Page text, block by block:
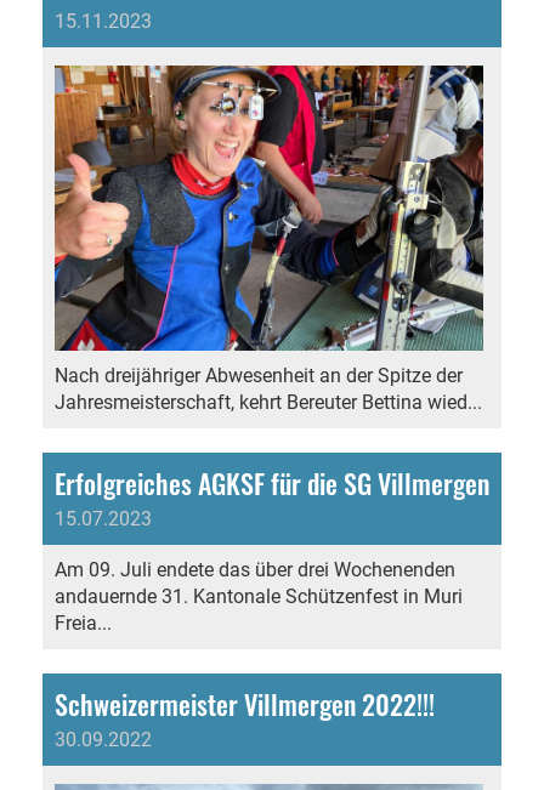
15.11.2023
Nach dreijähriger Abwesenheit an der Spitze der
Jahresmeisterschaft, kehrt Bereuter Bettina wied...
Erfolgreiches AGKSF für die SG Villmergen
15.07.2023
Am 09. Juli endete das über drei Wochenenden
andauernde 31. Kantonale Schützenfest in Muri
Freia...
Schweizermeister Villmergen 2022!!!
30.09.2022